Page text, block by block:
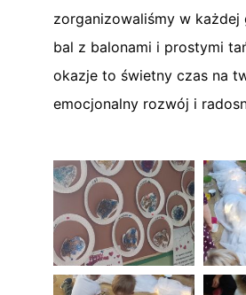
zorganizowaliśmy w
bal z balonami i prostymi
okazje to świetny czas na
emocjonalny rozwój i